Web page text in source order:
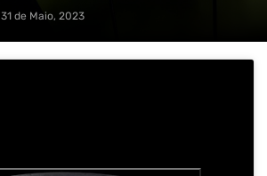
31 de Maio, 2023